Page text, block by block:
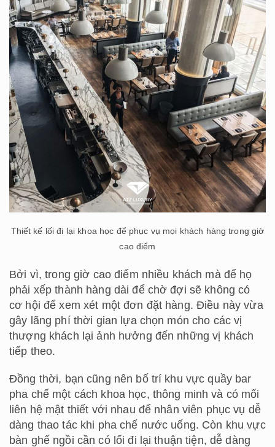
Thiết kế lối đi lại khoa học để phục vụ mọi khách hàng trong giờ
cao điểm
Bởi vì, trong giờ cao điểm nhiều khách mà để họ
phải xếp thành hàng dài để chờ đợi sẽ không có
cơ hội để xem xét một đơn đặt hàng. Điều này vừa
gây lãng phí thời gian lựa chọn món cho các vị
thượng khách lại ảnh hưởng đến những vị khách
tiếp theo.
Đồng thời, bạn cũng nên bố trí khu vực quầy bar
pha chế một cách khoa học, thông minh và có mối
liên hệ mật thiết với nhau để nhân viên phục vụ dễ
dàng thao tác khi pha chế nước uống. Còn khu vực
bàn ghế ngồi cần có lối đi lại thuận tiện, dễ dàng